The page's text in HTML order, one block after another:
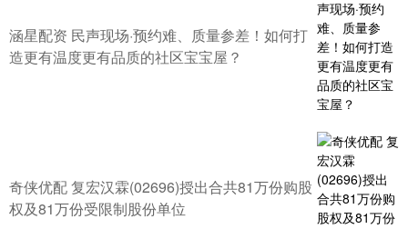
涵星配资 民声现场·预约难、质量参差！如何打
造更有温度更有品质的社区宝宝屋？
奇侠优配 复宏汉霖(02696)授出合共81万份购股
权及81万份受限制股份单位